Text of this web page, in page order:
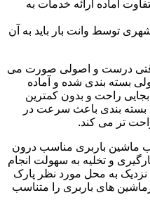
آماده ارائه خدمات به
توسط وانت بار باید به آن
وقتی درست و اصولی صورت می
بسته بندی شده و آماده
راحت و بدون کمترین
بندی باعث سرعت در
تر می کند.
ماشین باربری مناسب درون
و تخلیه به سهولت انجام
نزدیک به محل مورد نظر پارک
های باربری را متناسب